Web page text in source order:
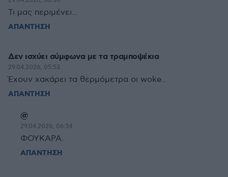
Τι μας περιμένει...
ΑΠΑΝΤΗΣΗ
Δεν ισχύει σύμφωνα με τα τραμποψέκια
29.04.2026, 05:53
Έχουν χακάρει τα θερμόμετρα οι woke..
ΑΠΑΝΤΗΣΗ
@
29.04.2026, 06:34
ΦΟΥΚΑΡΑ.
ΑΠΑΝΤΗΣΗ